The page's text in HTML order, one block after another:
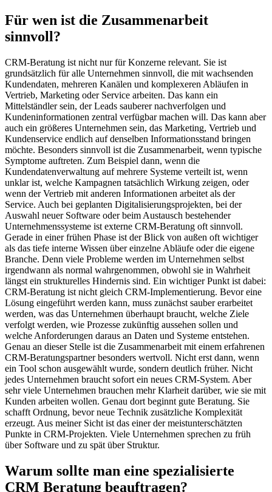
Für wen ist die Zusammenarbeit
sinnvoll?
CRM-Beratung ist nicht nur für Konzerne relevant. Sie ist
grundsätzlich für alle Unternehmen sinnvoll, die mit wachsenden
Kundendaten, mehreren Kanälen und komplexeren Abläufen in
Vertrieb, Marketing oder Service arbeiten. Das kann ein
Mittelständler sein, der Leads sauberer nachverfolgen und
Kundeninformationen zentral verfügbar machen will. Das kann aber
auch ein größeres Unternehmen sein, das Marketing, Vertrieb und
Kundenservice endlich auf denselben Informationsstand bringen
möchte. Besonders sinnvoll ist die Zusammenarbeit, wenn typische
Symptome auftreten. Zum Beispiel dann, wenn die
Kundendatenverwaltung auf mehrere Systeme verteilt ist, wenn
unklar ist, welche Kampagnen tatsächlich Wirkung zeigen, oder
wenn der Vertrieb mit anderen Informationen arbeitet als der
Service. Auch bei geplanten Digitalisierungsprojekten, bei der
Auswahl neuer Software oder beim Austausch bestehender
Unternehmenssysteme ist externe CRM-Beratung oft sinnvoll.
Gerade in einer frühen Phase ist der Blick von außen oft wichtiger
als das tiefe interne Wissen über einzelne Abläufe oder die eigene
Branche. Denn viele Probleme werden im Unternehmen selbst
irgendwann als normal wahrgenommen, obwohl sie in Wahrheit
längst ein strukturelles Hindernis sind. Ein wichtiger Punkt ist dabei:
CRM-Beratung ist nicht gleich CRM-Implementierung. Bevor eine
Lösung eingeführt werden kann, muss zunächst sauber erarbeitet
werden, was das Unternehmen überhaupt braucht, welche Ziele
verfolgt werden, wie Prozesse zukünftig aussehen sollen und
welche Anforderungen daraus an Daten und Systeme entstehen.
Genau an dieser Stelle ist die Zusammenarbeit mit einem erfahrenen
CRM-Beratungspartner besonders wertvoll. Nicht erst dann, wenn
ein Tool schon ausgewählt wurde, sondern deutlich früher. Nicht
jedes Unternehmen braucht sofort ein neues CRM-System. Aber
sehr viele Unternehmen brauchen mehr Klarheit darüber, wie sie mit
Kunden arbeiten wollen. Genau dort beginnt gute Beratung. Sie
schafft Ordnung, bevor neue Technik zusätzliche Komplexität
erzeugt. Aus meiner Sicht ist das einer der meistunterschätzten
Punkte in CRM-Projekten. Viele Unternehmen sprechen zu früh
über Software und zu spät über Struktur.
Warum sollte man eine spezialisierte
CRM Beratung beauftragen?